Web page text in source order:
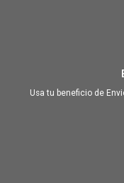
Usa tu beneficio de